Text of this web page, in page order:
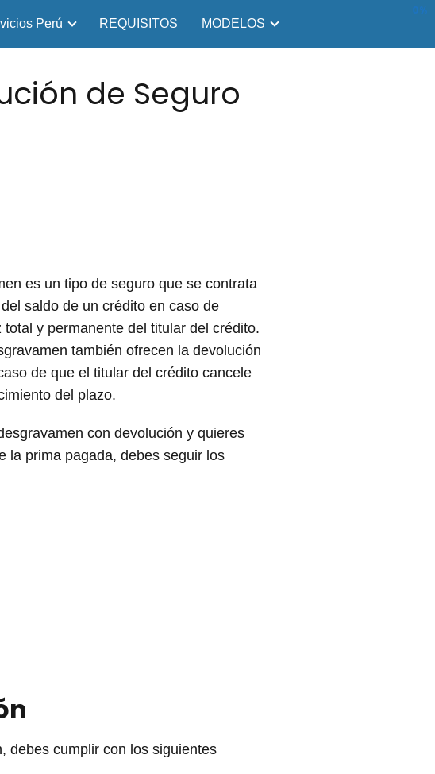
0%
Perú REQUISITOS MODELOS
de Seguro
es un tipo de seguro que se contrata
saldo de un crédito en caso de
y permanente del titular del crédito.
también ofrecen la devolución
de que el titular del crédito cancele
del plazo.
con devolución y quieres
la prima pagada, debes seguir los
debes cumplir con los siguientes